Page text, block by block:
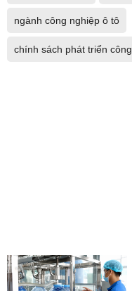
ngành công nghiệp ô tô
chính sách phát triển